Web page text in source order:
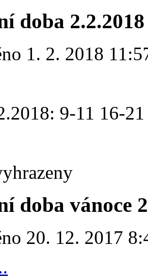
doba 2.2.2018
1. 2. 2018
9-11 16-21
doba vánoce
20. 12. 2017